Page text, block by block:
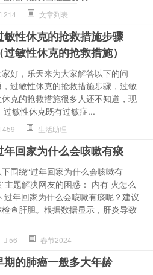
214 文章列表
敏性休克的抢救措施步骤
（过敏性休克的抢救措施）
家好，乐天来为大家解答以下的问
过敏性休克的抢救措施步骤，过敏
克的抢救措施很多人还不知道，现
敏性休克既有过敏症...
459 生活助理
年回家为什么会咳嗽有痰
下围绕“过年回家为什么会咳嗽有
主题解决网友的困惑： 内有 火怎么
过年回家为什么会咳嗽有痰呢？建议
查肝胆。根据数据显示，肝炎导致
56 春节2024
期的肺癌一般多大年龄